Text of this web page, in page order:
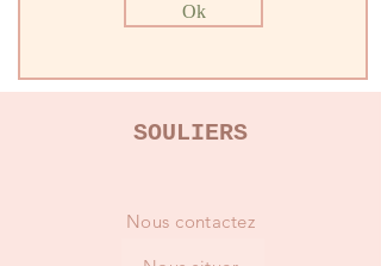
Ok
SOULIERS
Nous contactez